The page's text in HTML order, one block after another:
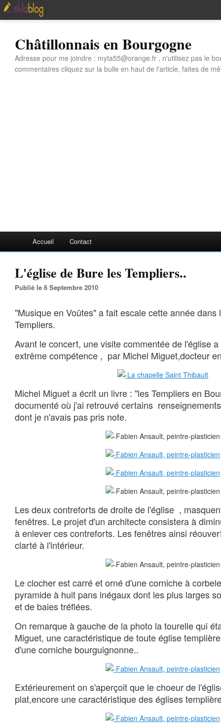
Châtillonnais en Bourgogne
Adresse pour me joindre : myta55@orange.fr , n'utilisez pas le
commentaires cliquez sur la bulle en haut de l'article, faites de
Accueil Contact
L'église de Bure les Templiers..
Publié le 6 Septembre 2010
"Musique en Voûtes" a fait escale cette année dans
Templiers.
Avant le concert, une visite commentée de l'église
extrême compétence , par Michel Miguet,docteur
Michel Miguet a écrit un livre : "les Templiers en
documenté où j'ai retrouvé certains
dont je n'avais pas pris note.
Les deux contreforts de droite de l'église ,
fenêtres. Le projet d'un architecte consistera à
à enlever ces contreforts. Les fenêtres ainsi
clarté à l'intérieur.
Le clocher est carré et orné d'une corniche à
pyramide à huit pans inégaux dont les plus larges
et de baies tréflées.
On remarque à gauche de la photo la tourelle qui
Miguet, une caractéristique de toute église
d'une corniche bourguignonne..
Extérieurement on s'aperçoit que le choeur de
plat,encore une caractéristique des églises